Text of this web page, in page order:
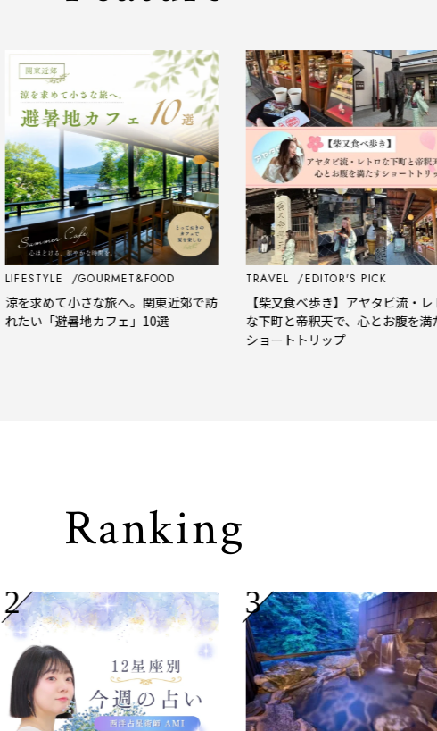
GOURMET&FOOD
求めて小さな旅へ。関東近郊で訪
い「避暑地カフェ」10選
TRAVEL EDITOR'S PICK
【柴又食べ歩き】アヤタビ流・レトロ
な下町と帝釈天で、心とお腹を満たす
ショートトリップ
Ranking